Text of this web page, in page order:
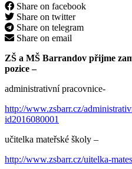
Share on facebook
Share on twitter
Share on telegram
Share on email
ZŠ a MŠ Barrandov přijme
pozice –
administrativní pracovnice-
http://www.zsbarr.cz/
id2016080001
učitelka mateřské školy –
http://www.zsbarr.cz/uitelka-